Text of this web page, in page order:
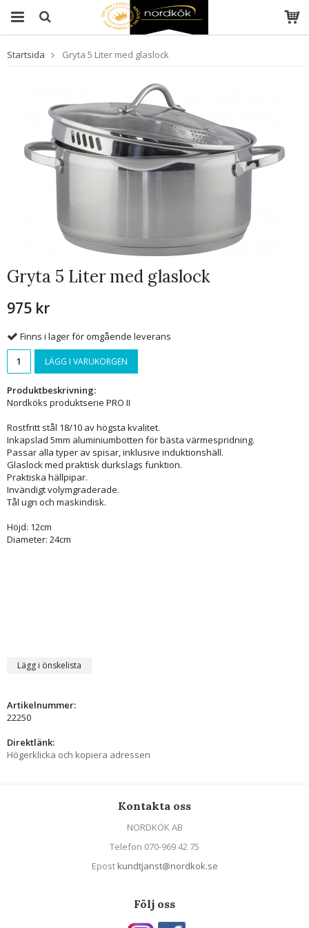
Startsida Gryta 5 Liter med glaslock
Gryta 5 Liter med glaslock
975 kr
Finns i lager för omgående leverans
LÄGG I VARUKORGEN
Produktbeskrivning:
Nordköks produktserie PRO II
Rostfritt stål 18/10 av högsta kvalitet.
Inkapslad 5mm aluminiumbotten för bästa värmespridning.
Passar alla typer av spisar, inklusive induktionshäll.
Glaslock med praktisk durkslags funktion.
Praktiska hällpipar.
Invändigt volymgraderade.
Tål ugn och maskindisk.
Höjd: 12cm
Diameter: 24cm
Lägg i önskelista
Artikelnummer:
22250
Direktlänk:
Högerklicka och kopiera adressen
Kontakta oss
NORDKÖK AB
Telefon 070-969 42 75
Epost kundtjanst@nordkok.se
Följ oss